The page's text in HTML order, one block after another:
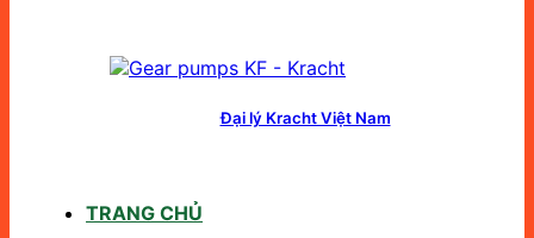
Đại lý Kracht Việt Nam
TRANG CHỦ